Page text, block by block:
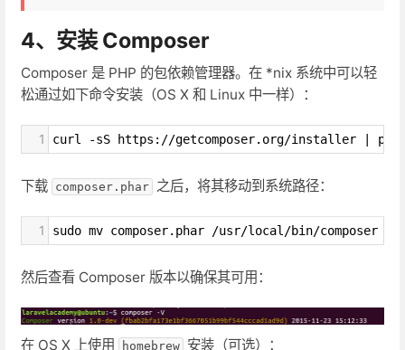
4、安装 Composer
Composer 是 PHP 的包依赖管理器。在 *nix 系统中可以轻
松通过如下命令安装（OS X 和 Linux 中一样）：
1 curl -sS https://getcomposer.org/installer | php
下载 composer.phar 之后，将其移动到系统路径：
1 sudo mv composer.phar /usr/local/bin/composer
然后查看 Composer 版本以确保其可用：
在 OS X 上使用 homebrew 安装（可选）：